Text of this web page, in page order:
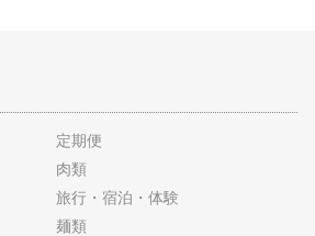
定期便
肉類
旅行・宿泊・体験
麺類